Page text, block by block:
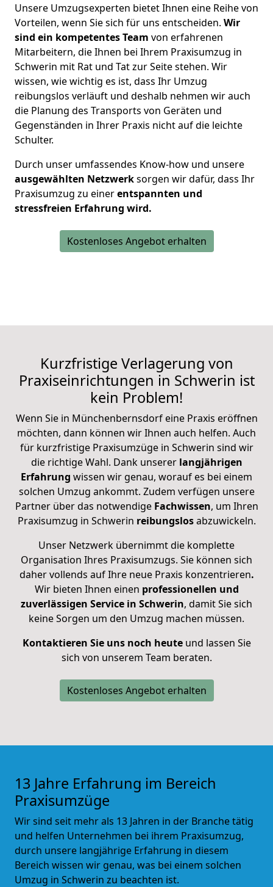
Unsere Umzugsexperten bietet Ihnen eine Reihe von
Vorteilen, wenn Sie sich für uns entscheiden. Wir
sind ein kompetentes Team von erfahrenen
Mitarbeitern, die Ihnen bei Ihrem Praxisumzug in
Schwerin mit Rat und Tat zur Seite stehen. Wir
wissen, wie wichtig es ist, dass Ihr Umzug
reibungslos verläuft und deshalb nehmen wir auch
die Planung des Transports von Geräten und
Gegenständen in Ihrer Praxis nicht auf die leichte
Schulter.
Durch unser umfassendes Know-how und unsere
ausgewählten Netzwerksorgen wir dafür, dass Ihr
Praxisumzug zu einerentspannten und
stressfreien Erfahrung wird.
Kostenloses Angebot erhalten
Kurzfristige Verlagerung von
Praxiseinrichtungen in Schwerin ist
kein Problem!
Wenn Sie in Münchenbernsdorf eine Praxis eröffnen
möchten, dann können wir Ihnen auch helfen. Auch
für kurzfristige Praxisumzüge in Schwerin sind wir
die richtige Wahl. Dank unsererlangjährigen
Erfahrung wissen wir genau, worauf es bei einem
solchen Umzug ankommt. Zudem verfügen unsere
Partner über das notwendige Fachwissen, um Ihren
Praxisumzug in Schwerin reibungslosabzuwickeln.
Unser Netzwerk übernimmt die komplette
Organisation Ihres Praxisumzugs. Sie können sich
daher vollends auf Ihre neue Praxis konzentrieren.
Wir bieten Ihnen einen professionellen und
zuverlässigen Service in Schwerin, damit Sie sich
keine Sorgen um den Umzug machen müssen.
Kontaktieren Sie uns noch heuteund lassen Sie
sich von unserem Team beraten.
Kostenloses Angebot erhalten
13 Jahre Erfahrung im Bereich
Praxisumzüge
Wir sind seit mehr als 13 Jahren in der Branche tätig
und helfen Unternehmen bei ihrem Praxisumzug,
durch unsere langjährige Erfahrung in diesem
Bereich wissen wir genau, was bei einem solchen
Umzug in Schwerin zu beachten ist.